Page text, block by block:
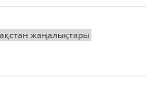
жаңалықтары